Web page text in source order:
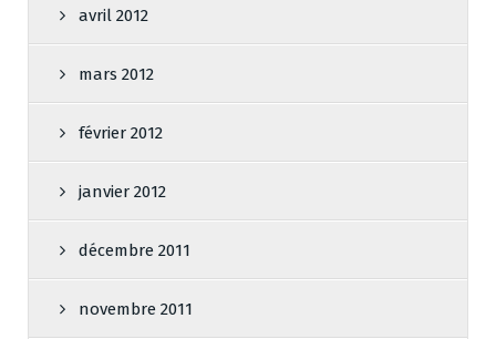
avril 2012
mars 2012
février 2012
janvier 2012
décembre 2011
novembre 2011